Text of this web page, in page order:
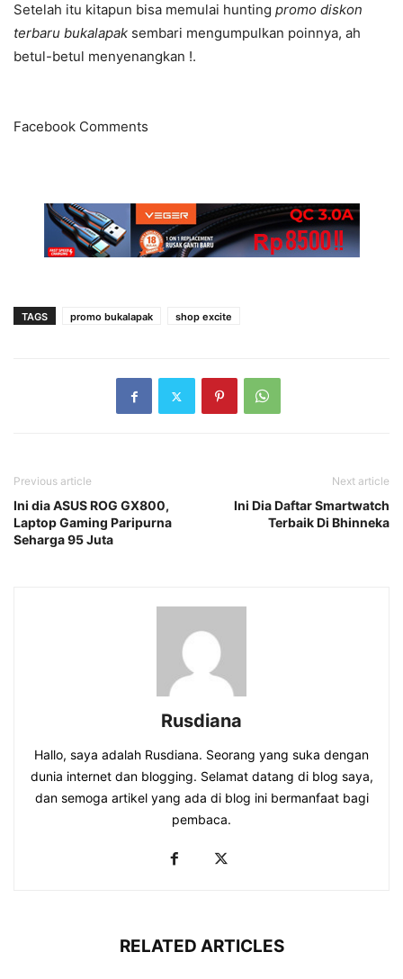
Setelah itu kitapun bisa memulai hunting promo diskon
terbaru bukalapak sembari mengumpulkan poinnya, ah
betul-betul menyenangkan !.
Facebook Comments
TAGS promo bukalapak shop excite
Previous article
Ini dia ASUS ROG GX800,
Laptop Gaming Paripurna
Seharga 95 Juta
Next article
Ini Dia Daftar Smartwatch
Terbaik Di Bhinneka
Rusdiana
Hallo, saya adalah Rusdiana. Seorang yang suka dengan
dunia internet dan blogging. Selamat datang di blog saya,
dan semoga artikel yang ada di blog ini bermanfaat bagi
pembaca.
RELATED ARTICLES